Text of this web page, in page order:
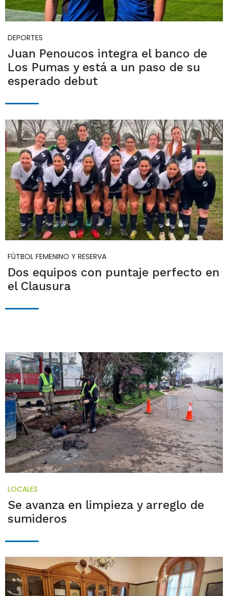
DEPORTES
Juan Penoucos integra el banco de
Los Pumas y está a un paso de su
esperado debut
FÚTBOL FEMENINO Y RESERVA
Dos equipos con puntaje perfecto en
el Clausura
LOCALES
Se avanza en limpieza y arreglo de
sumideros